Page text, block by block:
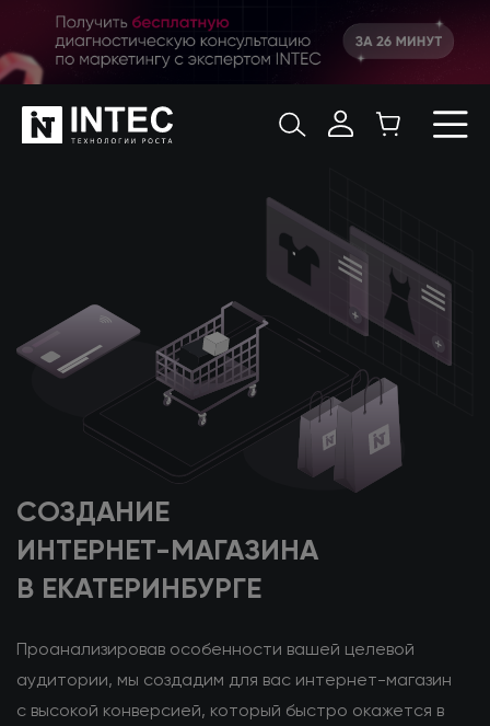
СОЗДАНИЕ
ИНТЕРНЕТ-МАГАЗИНА
В ЕКАТЕРИНБУРГЕ
Проанализировав особенности вашей целевой
аудитории, мы создадим для вас интернет-магазин
с высокой конверсией, который быстро окажется в